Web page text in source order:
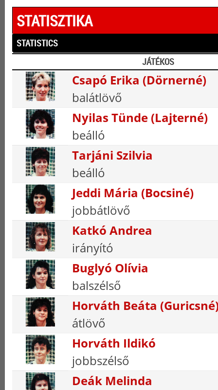
STATISZTIKA
STATISTICS
JÁTÉKOS
Csapó Erika (Dörnerné)
balátlövő
Nyilas Tünde (Lajterné)
beálló
Tarjáni Szilvia
beálló
Jeddi Mária (Bocsiné)
jobbátlövő
Katkó Andrea
irányító
Buglyó Olívia
balszélső
Horváth Beáta
átlövő
Horváth Ildikó
jobbszélső
Deák Melinda